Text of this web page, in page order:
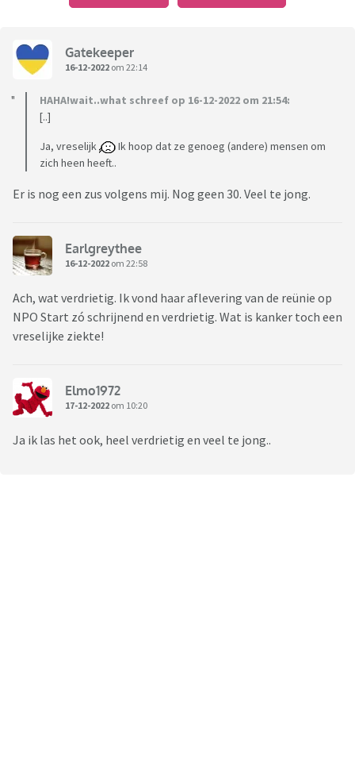
Gatekeeper
16-12-2022 om 22:14
HAHA!wait..what schreef op 16-12-2022 om 21:54:
[..]
Ja, vreselijk
Ik hoop dat ze genoeg (andere) mensen om
zich heen heeft..
Er is nog een zus volgens mij. Nog geen 30. Veel te jong.
Earlgreythee
16-12-2022 om 22:58
Ach, wat verdrietig. Ik vond haar aflevering van de reünie op
NPO Start zó schrijnend en verdrietig. Wat is kanker toch een
vreselijke ziekte!
Elmo1972
17-12-2022 om 10:20
Ja ik las het ook, heel verdrietig en veel te jong..